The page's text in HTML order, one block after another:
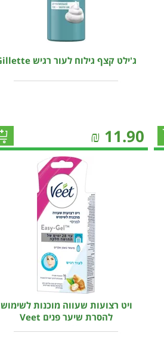
ג'ילט קצף גילוח לעור רגיש Gillette
11.90
₪
ויט רצועות שעווה מוכנות לשימוש
להסרת שיער פנים Veet